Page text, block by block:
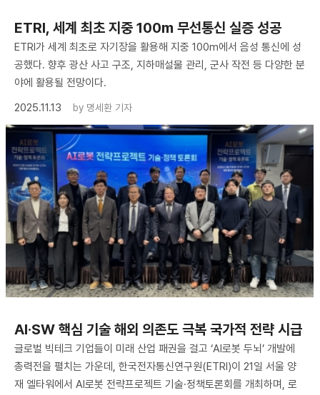
ETRI, 세계 최초 지중 100m 무선통신 실증 성공
ETRI가 세계 최초로 자기장을 활용해 지중 100m에서 음성 통신에 성
공했다. 향후 광산 사고 구조, 지하매설물 관리, 군사 작전 등 다양한 분
야에 활용될 전망이다.
2025.11.13
by 명세환 기자
AI·SW 핵심 기술 해외 의존도 극복 국가적 전략 시급
글로벌 빅테크 기업들이 미래 산업 패권을 걸고 ‘AI로봇 두뇌’ 개발에
총력전을 펼치는 가운데, 한국전자통신연구원(ETRI)이 21일 서울 양
재 엘타워에서 AI로봇 전략프로젝트 기술·정책토론회를 개최하며, 로